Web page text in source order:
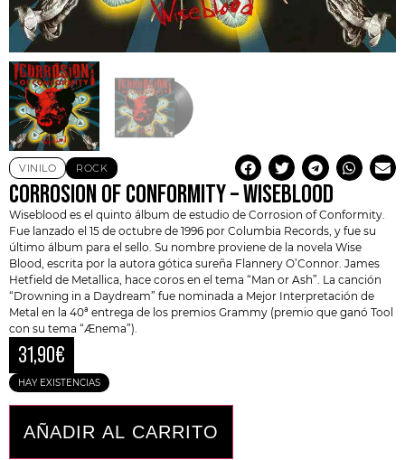
VINILO ROCK
CORROSION OF CONFORMITY – WISEBLOOD
Wiseblood es el quinto álbum de estudio de Corrosion of Conformity.
Fue lanzado el 15 de octubre de 1996 por Columbia Records, y fue su
último álbum para el sello. Su nombre proviene de la novela Wise
Blood, escrita por la autora gótica sureña Flannery O’Connor. James
Hetfield de Metallica, hace coros en el tema “Man or Ash”. La canción
“Drowning in a Daydream” fue nominada a Mejor Interpretación de
Metal en la 40ª entrega de los premios Grammy (premio que ganó Tool
con su tema “Ænema”).
31,90€
HAY EXISTENCIAS
AÑADIR AL CARRITO